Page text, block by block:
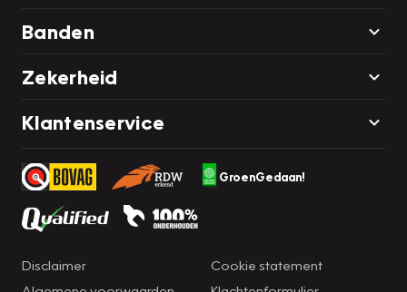
Banden
Zekerheid
Klantenservice
GroenGedaan!
Disclaimer
Cookie statement